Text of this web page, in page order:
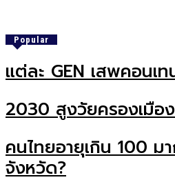
Popular
แต่ละ GEN เสพคอนเ
2030 สูงวัยครองเมือ
คนไทยอายุเกิน 100 ม
จังหวัด?